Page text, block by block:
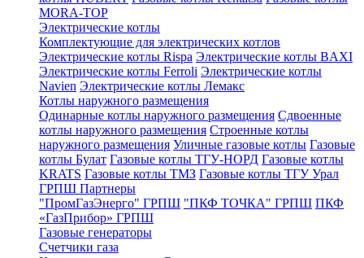
MORA-TOP
Электрические котлы
Комплектующие для электрических котлов
Электрические котлы Rispa Электрические котлы BAXI
Электрические котлы Ferroli Электрические котлы
Navien Электрические котлы Лемакс
Котлы наружного размещения
Одинарные котлы наружного размещения Сдвоенные
котлы наружного размещения Строенные котлы
наружного размещения Уличные газовые котлы Газовые
котлы Булат Газовые котлы ТГУ-НОРД Газовые котлы
KRATS Газовые котлы ТМЗ Газовые котлы ТГУ Урал
ГРПШ Партнеры
"ПромГазЭнерго" ГРПШ "ПКФ ТОЧКА" ГРПШ ПКФ
«ГазПрибор» ГРПШ
Газовые генераторы
Счетчики газа